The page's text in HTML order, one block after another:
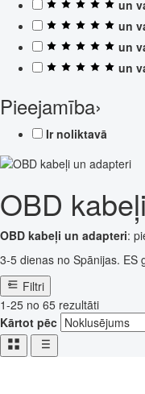
un
un
un
un
Pieejamība›
Ir noliktavā
OBD
OBD kabeļi un adapteri:
3-5 dienas no Spānijas. ES
Filtri
1-25 no 65 rezultāti
Kārtot pēc